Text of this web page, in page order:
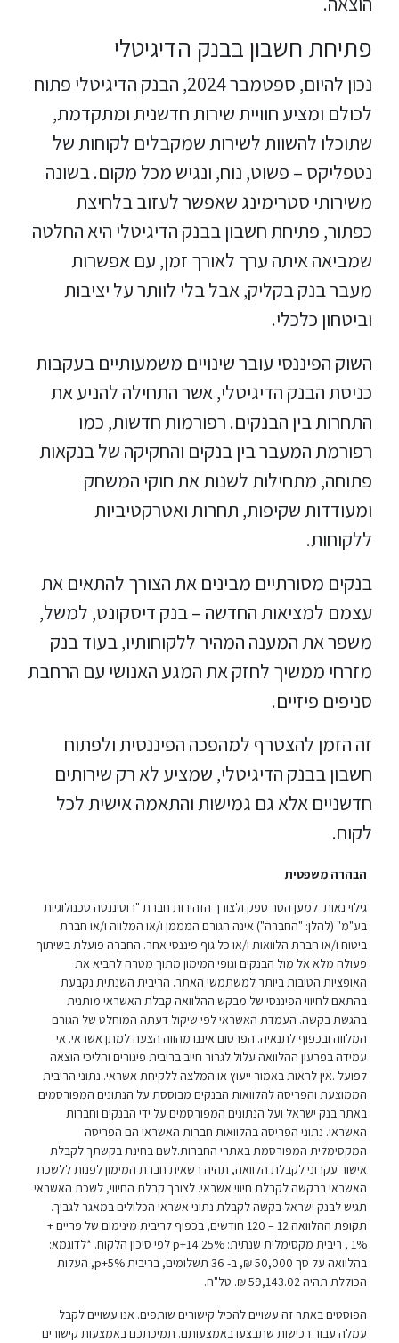
פתיחת חשבון בבנק הדיגיטלי
נכון להיום, ספטמבר 2024, הבנק הדיגיטלי פתוח
לכולם ומציע חוויית שירות חדשנית ומתקדמת,
שתוכלו להשוות לשירות שמקבלים לקוחות של
נטפליקס – פשוט, נוח, ונגיש מכל מקום. בשונה
משירותי סטרימינג שאפשר לעזוב בלחיצת
כפתור, פתיחת חשבון בבנק הדיגיטלי היא החלטה
שמביאה איתה ערך לאורך זמן, עם אפשרות
מעבר בנק בקליק, אבל בלי לוותר על יציבות
וביטחון כלכלי.
השוק הפיננסי עובר שינויים משמעותיים בעקבות
כניסת הבנק הדיגיטלי, אשר התחילה להניע את
התחרות בין הבנקים. רפורמות חדשות, כמו
רפורמת המעבר בין בנקים והחקיקה של בנקאות
פתוחה, מתחילות לשנות את חוקי המשחק
ומעודדות שקיפות, תחרות ואטרקטיביות
ללקוחות.
בנקים מסורתיים מבינים את הצורך להתאים את
עצמם למציאות החדשה – בנק דיסקונט, למשל,
משפר את המענה המהיר ללקוחותיו, בעוד בנק
מזרחי ממשיך לחזק את המגע האנושי עם הרחבת
סניפים פיזיים.
זה הזמן להצטרף למהפכה הפיננסית ולפתוח
חשבון בבנק הדיגיטלי, שמציע לא רק שירותים
חדשניים אלא גם גמישות והתאמה אישית לכל
לקוח.
הבהרה משפטית
גילוי נאות: למען הסר ספק ולצורך הזהירות חברת "רוסיננטה טכנולוגיות
בע"מ" (להלן: "החברה") אינה הגורם המממן ו/או המלווה ו/או חברת
ביטוח ו/או חברת הלוואות ו/או כל גוף פיננסי אחר. החברה פועלת בשיתוף
פעולה מלא אל מול הבנקים וגופי המימון מתוך מטרה להביא את
האופציות הטובות ביותר למשתמשי האתר. הריבית השנתית נקבעת
בהתאם לחיווי הפיננסי של מבקש ההלוואה קבלת האשראי מותנית
בהגשת בקשה. העמדת האשראי לפי שיקול דעתה המוחלט של הגורם
המלווה ובכפוף לתנאיה. הפרסום איננו מהווה הצעה למתן אשראי. אי
עמידה בפרעון ההלוואה עלול לגרור חיוב בריבית פיגורים והליכי הוצאה
לפועל .אין לראות באמור ייעוץ או המלצה ללקיחת אשראי. נתוני הריבית
הממוצעת והפריסה להלוואות הבנקים מבוססת על הנתונים המפורסמים
באתר בנק ישראל ועל הנתונים המפורסמים על ידי הבנקים וחברות
האשראי. נתוני הפריסה בהלוואות חברות האשראי הם הפריסה
המקסימלית המפורסמת באתרי החברות.לשם בחינת בקשתך לקבלת
אישור עקרוני לקבלת הלוואה, תהיה רשאית חברת המימון לפנות ללשכת
האשראי בבקשה לקבלת חיווי אשראי. לצורך קבלת החיווי, לשכת האשראי
תגיש לבנק ישראל בקשה לקבלת נתוני אשראי הכלולים במאגר לגביך.
תקופת ההלוואה 12 – 120 חודשים, בכפוף לריבית מינימום של פריים +
1% , ריבית מקסימלית שנתית: p+14.25% לפי סיכון הלקוח. *לדוגמא:
בהלוואה על סך 50,000 ₪, ב- 36 תשלומים, בריבית p+5%, העלות
הכוללת תהיה 59,143.02 ₪. טל"ח.
הפוסטים באתר זה עשויים להכיל קישורים שותפים. אנו עשויים לקבל
עמלה עבור רכישות שתבצעו באמצעותם. תמיכתכם באמצעות קישורים